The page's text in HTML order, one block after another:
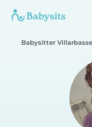
Babysitter Villarbasse